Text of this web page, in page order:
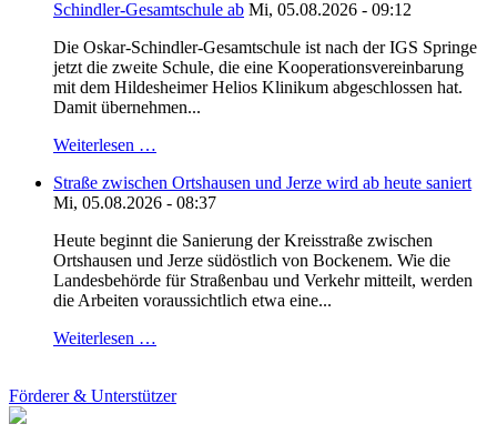
Schindler-Gesamtschule ab Mi, 05.08.2026 - 09:12
Die Oskar-Schindler-Gesamtschule ist nach der IGS Springe
jetzt die zweite Schule, die eine Kooperationsvereinbarung
mit dem Hildesheimer Helios Klinikum abgeschlossen hat.
Damit übernehmen...
Weiterlesen …
Straße zwischen Ortshausen und Jerze wird ab heute saniert
Mi, 05.08.2026 - 08:37
Heute beginnt die Sanierung der Kreisstraße zwischen
Ortshausen und Jerze südöstlich von Bockenem. Wie die
Landesbehörde für Straßenbau und Verkehr mitteilt, werden
die Arbeiten voraussichtlich etwa eine...
Weiterlesen …
Förderer & Unterstützer